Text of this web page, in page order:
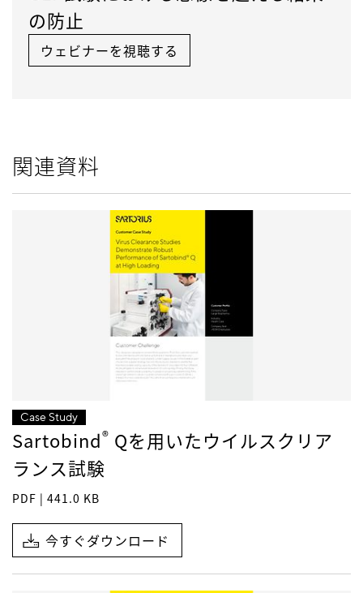
の防止
ウェビナーを視聴する
関連資料
Case Study
Sartobind® Qを用いたウイルスクリア
ランス試験
PDF | 441.0 KB
今すぐダウンロード